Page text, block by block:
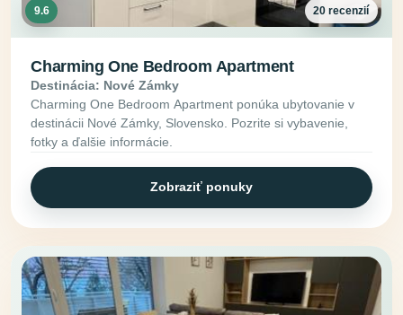
9.6 20 recenzií
Charming One Bedroom Apartment
Destinácia: Nové Zámky
Charming One Bedroom Apartment ponúka ubytovanie v
destinácii Nové Zámky, Slovensko. Pozrite si vybavenie,
fotky a ďalšie informácie.
Zobraziť ponuky